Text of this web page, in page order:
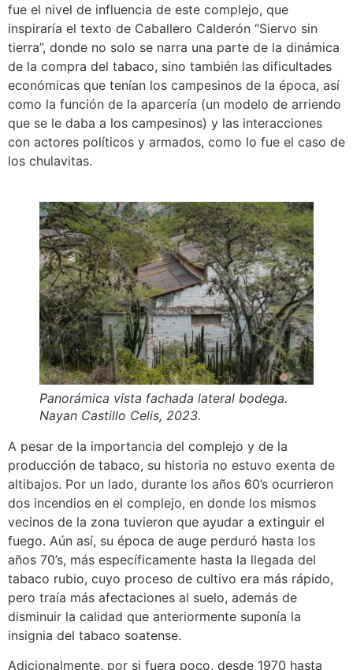
fue el nivel de influencia de este complejo, que
inspiraría el texto de Caballero Calderón “Siervo sin
tierra”, donde no solo se narra una parte de la dinámica
de la compra del tabaco, sino también las dificultades
económicas que tenían los campesinos de la época, así
como la función de la aparcería (un modelo de arriendo
que se le daba a los campesinos) y las interacciones
con actores políticos y armados, como lo fue el caso de
los chulavitas.
Panorámica vista fachada lateral bodega.
Nayan Castillo Celis, 2023.
A pesar de la importancia del complejo y de la
producción de tabaco, su historia no estuvo exenta de
altibajos. Por un lado, durante los años 60’s ocurrieron
dos incendios en el complejo, en donde los mismos
vecinos de la zona tuvieron que ayudar a extinguir el
fuego. Aún así, su época de auge perduró hasta los
años 70’s, más específicamente hasta la llegada del
tabaco rubio, cuyo proceso de cultivo era más rápido,
pero traía más afectaciones al suelo, además de
disminuir la calidad que anteriormente suponía la
insignia del tabaco soatense.
Adicionalmente, por si fuera poco, desde 1970 hasta